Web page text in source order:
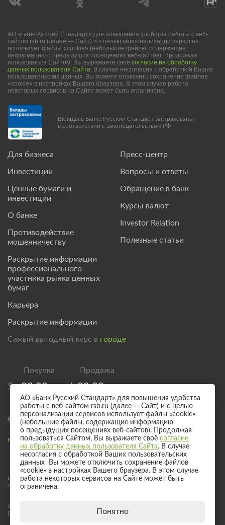
Для бизнеса
Инвестиции
Ценные бумаги и
инвестиции
О банке
Противодействие
мошенничеству
Раскрытие информации
профессионального
участника рынка ценных
бумаг
Карьера
Раскрытие информации
Пресс-центр
Вопросы и ответы
Обращение в банк
Курсы валют
Investor Relation
Полезные статьи
АО «Банк Русский Стандарт» для повышения удобства работы с веб-
сайтом rsb.ru (далее — Сайт) и с целью персонализации сервисов
использует файлы «cookie» (небольшие файлы, содержащие
информацию о предыдущих посещениях веб-сайтов). Продолжая
пользоваться Сайтом, Вы выражаете своё согласие на обработку
данных пользователя Сайта. В случае несогласия с обработкой Ваших
пользовательских данных Вы можете отключить сохранение файлов
«cookie» в настройках Вашего браузера. В этом случае работа
некоторых сервисов на Сайте может быть ограничена.
Вклады в Банке Русский Стандарт застрахованы
в соответствии с законодательством РФ
Самый выгодный курс в городе
$ 83,00 / 89,00
€ 95,00 / 101,00
Курс валют для безналичного обмена
Информация о процентных ставках по договорам банковского вклада
с физическими лицами
© 2017 - 2026 АО «Банк Русский Стандарт». Универсальная лицензия
Банка России № 2289 выдана бессрочно 04 сентября 2024 года.
АО «Банк Русский Стандарт» для повышения удобства
работы с веб-сайтом rsb.ru (далее — Сайт) и с целью
персонализации сервисов использует файлы «cookie»
(небольшие файлы, содержащие информацию
о предыдущих посещениях веб-сайтов). Продолжая
пользоваться Сайтом, Вы выражаете своё согласие
на обработку данных пользователя Сайта. В случае
несогласия с обработкой Ваших пользовательских
данных Вы можете отключить сохранение файлов
«cookie» в настройках Вашего браузера. В этом случае
работа некоторых сервисов на Сайте может быть
ограничена.
Понятно